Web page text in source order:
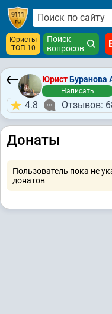
Юристы
ТОП-10
Поиск
вопросов
ЮристБуранова
Написать
4.8 Отзывов:
Донаты
Пользователь пока не
донатов